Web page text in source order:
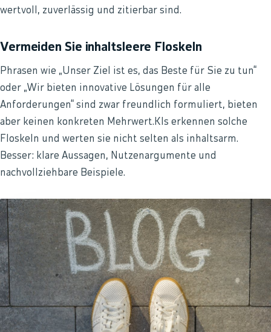
wertvoll, zuverlässig und zitierbar sind.
Vermeiden Sie inhaltsleere Floskeln
Phrasen wie „Unser Ziel ist es, das Beste für Sie zu tun“
oder „Wir bieten innovative Lösungen für alle
Anforderungen“ sind zwar freundlich formuliert, bieten
aber keinen konkreten Mehrwert.KIs erkennen solche
Floskeln und werten sie nicht selten als inhaltsarm.
Besser: klare Aussagen, Nutzenargumente und
nachvollziehbare Beispiele.